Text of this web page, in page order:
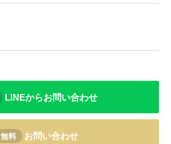
LINEからお問い合わせ
無料 お問い合わせ